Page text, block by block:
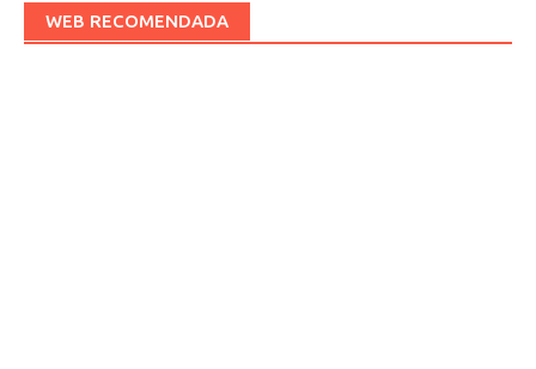
WEB RECOMENDADA